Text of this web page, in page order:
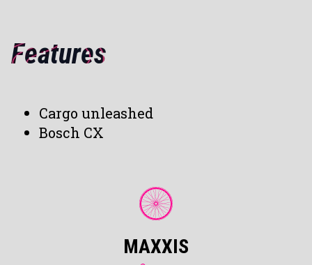
Features
Cargo unleashed
Bosch CX
MAXXIS